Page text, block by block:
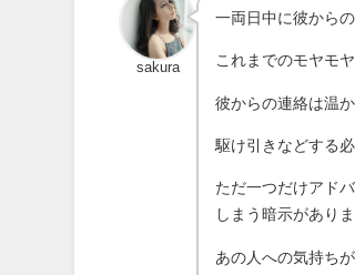
sakura
一両日中に彼から
これまでのモヤモ
彼からの連絡は温
駆け引きなどする
ただ一つだけアド
しまう暗示があり
あの人への気持ち